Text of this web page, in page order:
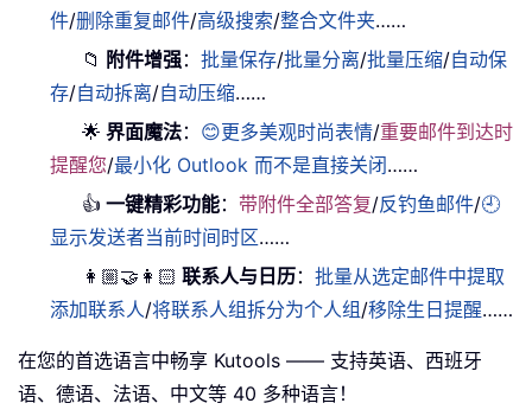
件/删除重复邮件/高级搜索/整合文件夹……
📁 附件增强：批量保存/批量分离/批量压缩/自动保
存/自动拆离/自动压缩……
🌟 界面魔法： 😊更多美观时尚表情/重要邮件到达时
提醒您/最小化 Outlook 而不是直接关闭……
👍 一键精彩功能：带附件全部答复/反钓鱼邮件/🕘
显示发送者当前时间时区……
👩🏼‍🤝‍👩🏻 联系人与日历：批量从选定邮件中提取
添加联系人/将联系人组拆分为个人组/移除生日提醒……
在您的首选语言中畅享 Kutools —— 支持英语、西班牙
语、德语、法语、中文等 40 多种语言！